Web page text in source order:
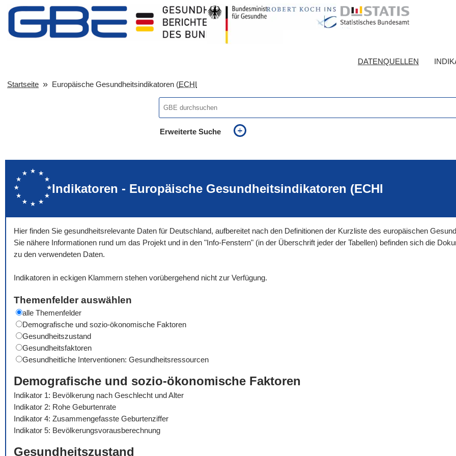
DATENQUELLEN
Startseite Europäische Gesundheitsindikatoren (ECHI
Erweiterte Suche
Indikatoren - Europäische Gesundheitsindikatoren (ECHI
Hier finden Sie gesundheitsrelevante Daten für Deutschland, aufbereitet nach den Definitionen der Kurzliste des europäischen
Sie nähere Informationen rund um das Projekt und in den "Info-Fenstern" (in der Überschrift jeder der Tabellen) befinden sich die
zu den verwendeten Daten.
Indikatoren in eckigen Klammern stehen vorübergehend nicht zur Verfügung.
Themenfelder auswählen
alle Themenfelder
Demografische und sozio-ökonomische Faktoren
Gesundheitszustand
Gesundheitsfaktoren
Gesundheitliche Interventionen: Gesundheitsressourcen
Demografische und sozio-ökonomische Faktoren
Indikator 1: Bevölkerung nach Geschlecht und Alter
Indikator 2: Rohe Geburtenrate
Indikator 4: Zusammengefasste Geburtenziffer
Indikator 5: Bevölkerungsvorausberechnung
Gesundheitszustand